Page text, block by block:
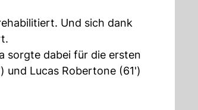
Und sich dank
sorgte dabei für die ersten
und Lucas Robertone (61')